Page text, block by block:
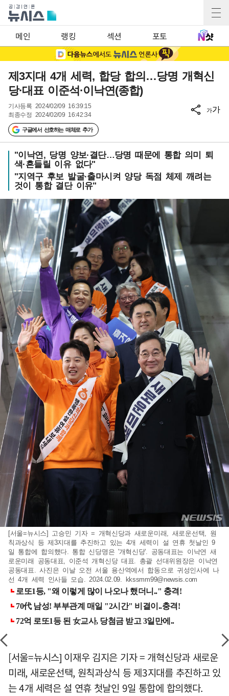
메인 랭킹 섹션 포토
제3지대 4개 세력, 합당 합의…당명 개혁신
당·대표 이준석·이낙연(종합)
기사등록 2024/02/09 16:39:15
최종수정 2024/02/09 16:42:34
구글에서 선호하는 매체로 추가
가가
"이낙연, 당명 양보·결단…당명 때문에 통합 의미 퇴
색·흔들릴 이유 없다"
"지역구 후보 발굴·출마시켜 양당 독점 체제 깨려는
것이 통합 결단 이유"
[서울=뉴시스] 고승민 기자 = 개혁신당과 새로운미래, 새로운선택, 원
칙과상식 등 제3지대를 추진하고 있는 4개 세력이 설 연휴 첫날인 9
일 통합에 합의했다. 통합 신당명은 '개혁신당'. 공동대표는 이낙연 새
로운미래 공동대표, 이준석 개혁신당 대표. 총괄 선대위원장은 이낙연
공동대표. 사진은 이날 오전 서울 용산역에서 합동으로 귀성인사에 나
선 4개 세력 인사들 모습. 2024.02.09.
kkssmm99@newsis.com
[서울=뉴시스] 이재우 김지은 기자 = 개혁신당과 새로운
미래, 새로운선택, 원칙과상식 등 제3지대를 추진하고 있
는 4개 세력은 설 연휴 첫날인 9일 통합에 합의했다.